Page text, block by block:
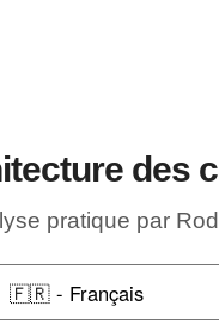
des
pratique par